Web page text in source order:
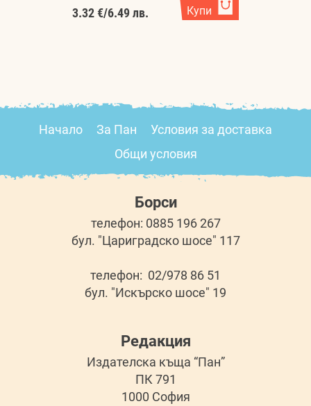
3.32 €/6.49 лв. Купи
Начало За Пан
Условия за доставка
Общи условия
Борси
телефон: 0885 196 267
бул. "Цариградско шосе" 117
телефон: 02/978 86 51
бул. "Искърско шосе" 19
Редакция
Издателска къща “Пан”
ПК 791
1000 София